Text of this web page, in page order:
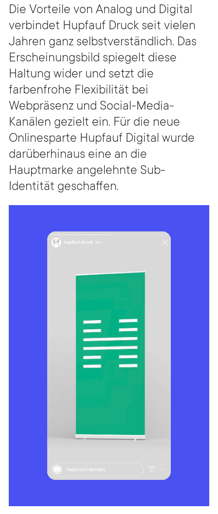
Die Vorteile von Analog und Digital
verbindet Hupfauf Druck seit vielen
Jahren ganz selbstverständlich. Das
Erscheinungsbild spiegelt diese
Haltung wider und setzt die
farbenfrohe Flexibilität bei
Webpräsenz und Social-Media-
Kanälen gezielt ein. Für die neue
Onlinesparte Hupfauf Digital wurde
darüberhinaus eine an die
Hauptmarke angelehnte Sub-
Identität geschaffen.